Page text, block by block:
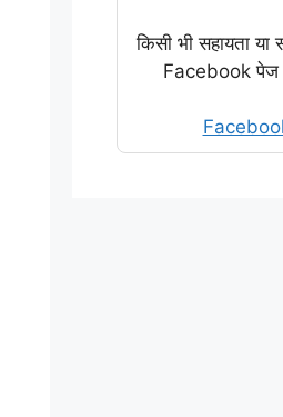
किसी भी सहायता या
Facebook पेज